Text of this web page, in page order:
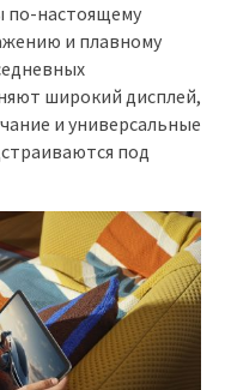
по-настоящему
и плавному
широкий дисплей,
и универсальные
под